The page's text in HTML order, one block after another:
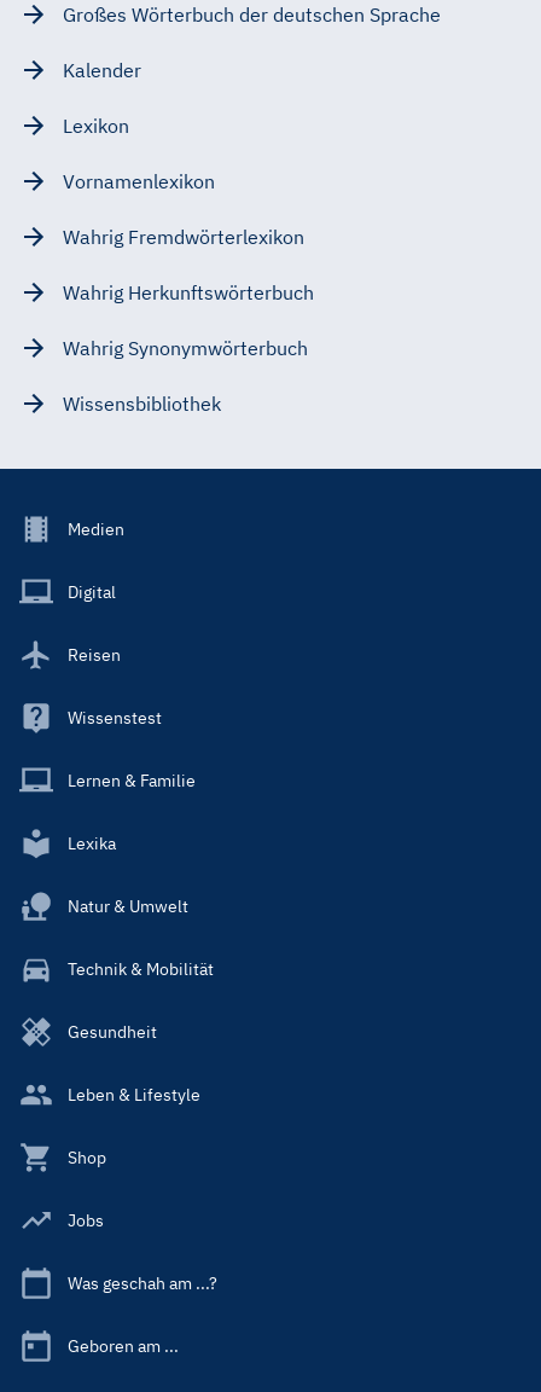
Großes Wörterbuch der deutschen Sprache
Kalender
Lexikon
Vornamenlexikon
Wahrig Fremdwörterlexikon
Wahrig Herkunftswörterbuch
Wahrig Synonymwörterbuch
Wissensbibliothek
Footer
Main
Medien
Digital
Reisen
Wissenstest
Lernen & Familie
Lexika
Natur & Umwelt
Technik & Mobilität
Gesundheit
Leben & Lifestyle
Shop
Jobs
Was geschah am ...?
Geboren am ...